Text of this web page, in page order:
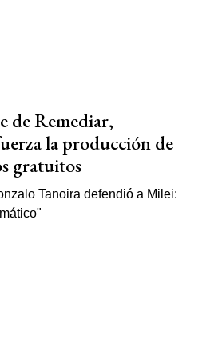
de Remediar,
la producción de
gratuitos